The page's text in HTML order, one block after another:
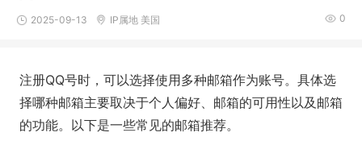
2025-09-13 IP属地 美国 0
注册QQ号时，可以选择使用多种邮箱作为账号。具体选
择哪种邮箱主要取决于个人偏好、邮箱的可用性以及邮箱
的功能。以下是一些常见的邮箱推荐。